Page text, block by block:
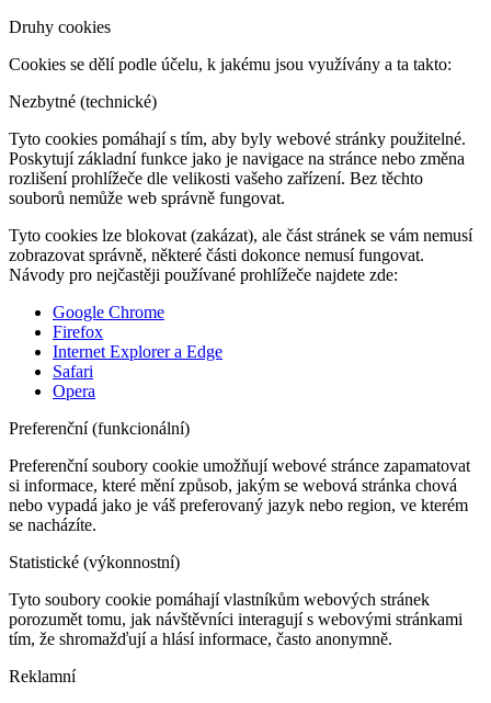
Druhy cookies
Cookies se dělí podle účelu, k jakému jsou využívány a ta takto:
Nezbytné (technické)
Tyto cookies pomáhají s tím, aby byly webové stránky použitelné.
Poskytují základní funkce jako je navigace na stránce nebo změna
rozlišení prohlížeče dle velikosti vašeho zařízení. Bez těchto
souborů nemůže web správně fungovat.
Tyto cookies lze blokovat (zakázat), ale část stránek se vám nemusí
zobrazovat správně, některé části dokonce nemusí fungovat.
Návody pro nejčastěji používané prohlížeče najdete zde:
Google Chrome
Firefox
Internet Explorer a Edge
Safari
Opera
Preferenční (funkcionální)
Preferenční soubory cookie umožňují webové stránce zapamatovat
si informace, které mění způsob, jakým se webová stránka chová
nebo vypadá jako je váš preferovaný jazyk nebo region, ve kterém
se nacházíte.
Statistické (výkonnostní)
Tyto soubory cookie pomáhají vlastníkům webových stránek
porozumět tomu, jak návštěvníci interagují s webovými stránkami
tím, že shromažďují a hlásí informace, často anonymně.
Reklamní